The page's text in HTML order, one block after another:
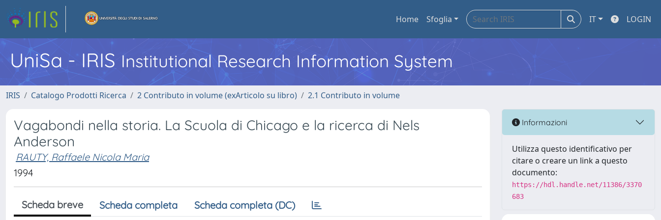
Home Sfoglia IT LOGIN
UniSa - IRIS Institutional Research Information System
IRIS Catalogo Prodotti Ricerca 2 Contributo in volume (exArticolo su libro) 2.1 Contributo in volume
Vagabondi nella storia. La Scuola di Chicago e la ricerca di Nels
Anderson
RAUTY, Raffaele Nicola Maria
1994
Scheda breve Scheda completa Scheda completa (DC)
Informazioni
Utilizza questo identificativo per
citare o creare un link a questo
documento:
https://hdl.handle.net/11386/3370
683